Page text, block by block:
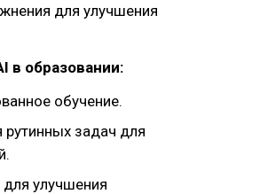
для улучшения
в образовании:
обучение.
задач для
улучшения